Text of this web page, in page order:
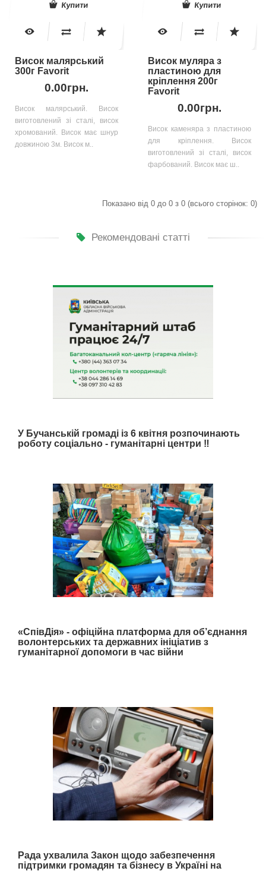
Купити
Висок малярський
300г Favorit
0.00грн.
Висок малярський. Висок
виготовлений зі сталі, висок
хромований. Висок має шнур
довжиною 3м. Висок м..
Купити
Висок муляра з
пластиною для
кріплення 200г
Favorit
0.00грн.
Висок каменяра з пластиною
для кріплення. Висок
виготовлений зі сталі, висок
фарбований. Висок має ш..
Показано від 0 до 0 з 0 (всього сторінок: 0)
Рекомендовані статті
У Бучанській громаді із 6 квітня розпочинають
роботу соціально - гуманітарні центри ‼️
«СпівДія» - офіційна платформа для об’єднання
волонтерських та державних ініціатив з
гуманітарної допомоги в час війни
Рада ухвалила Закон щодо забезпечення
підтримки громадян та бізнесу в Україні на